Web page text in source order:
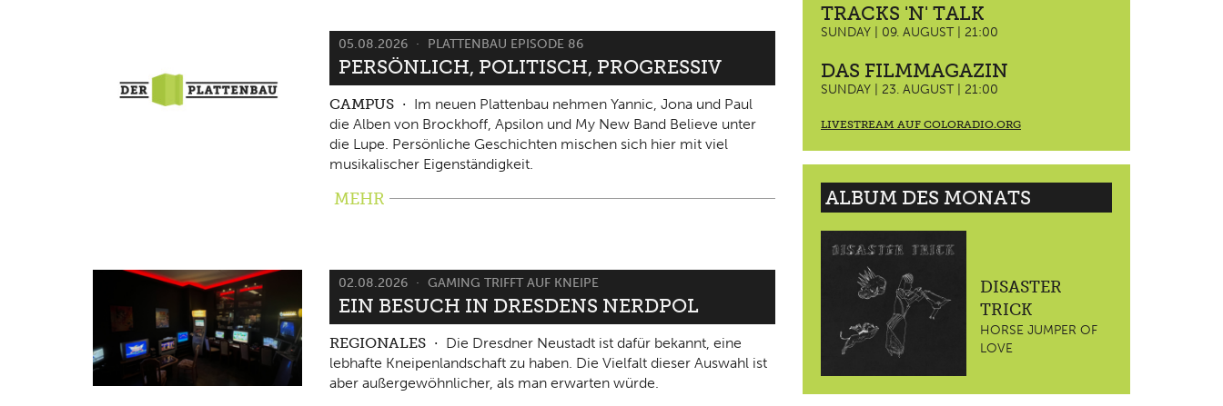
05.08.2026 PLATTENBAU EPISODE 86
PERSÖNLICH, POLITISCH, PROGRESSIV
CAMPUS
Im neuen Plattenbau nehmen Yannic, Jona und Paul
die Alben von Brockhoff, Apsilon und My New Band Believe unter
die Lupe. Persönliche Geschichten mischen sich hier mit viel
musikalischer Eigenständigkeit.
MEHR
02.08.2026 GAMING TRIFFT AUF KNEIPE
EIN BESUCH IN DRESDENS NERDPOL
REGIONALES
Die Dresdner Neustadt ist dafür bekannt, eine
lebhafte Kneipenlandschaft zu haben. Die Vielfalt dieser Auswahl ist
aber außergewöhnlicher, als man erwarten würde.
TRACKS 'N' TALK
SUNDAY | 09. AUGUST | 21:00
DAS FILMMAGAZIN
SUNDAY | 23. AUGUST | 21:00
LIVESTREAM AUF COLORADIO.ORG
ALBUM DES MONATS
DISASTER
TRICK
HORSE JUMPER OF
LOVE